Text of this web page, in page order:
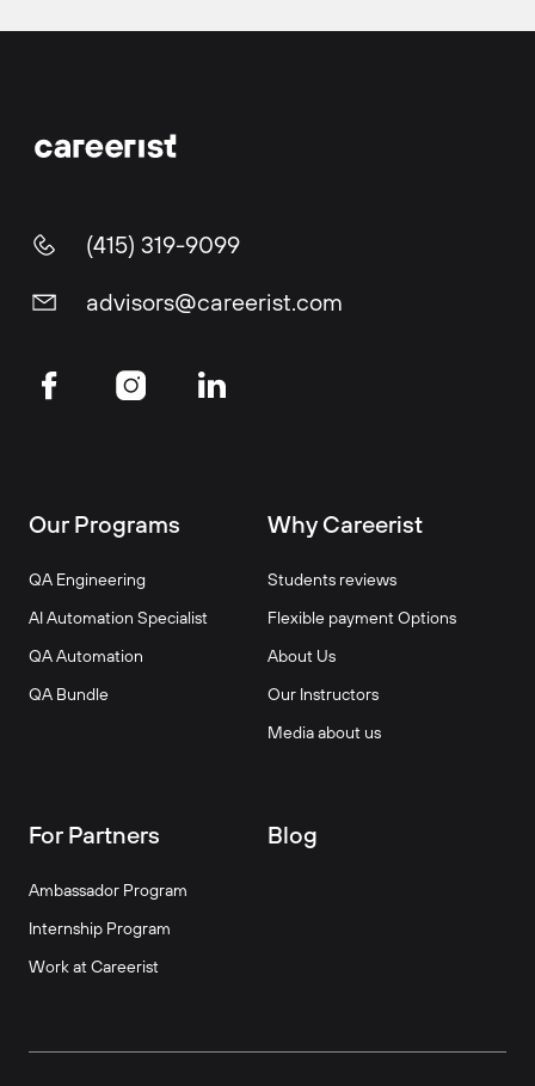
(415) 319-9099
advisors@careerist.com
Our Programs
QA Engineering
AI Automation Specialist
QA Automation
QA Bundle
Why Careerist
Students reviews
Flexible payment Options
About Us
Our Instructors
Media about us
For Partners
Ambassador Program
Internship Program
Work at Careerist
Blog